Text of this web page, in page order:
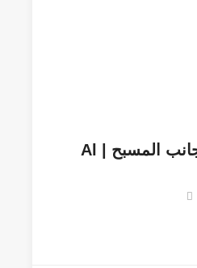
مساحة خارجية بجانب المسبح | Al